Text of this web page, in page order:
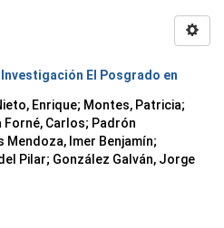
El Posgrado en
Enrique; Montes, Patricia;
Forné, Carlos; Padrón
Mendoza, Imer Benjamín;
Pilar; González Galván, Jorge